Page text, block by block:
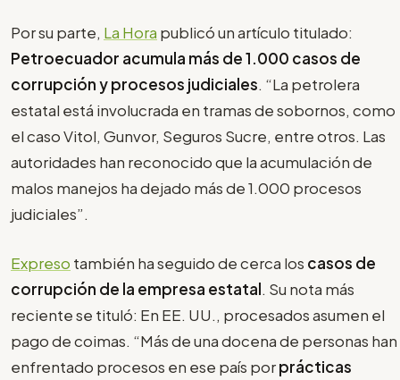
Por su parte, La Hora publicó un artículo titulado:
Petroecuador acumula más de 1.000 casos de
corrupción y procesos judiciales. “La petrolera
estatal está involucrada en tramas de sobornos, como
el caso Vitol, Gunvor, Seguros Sucre, entre otros. Las
autoridades han reconocido que la acumulación de
malos manejos ha dejado más de 1.000 procesos
judiciales”.
Expreso también ha seguido de cerca los casos de
corrupción de la empresa estatal. Su nota más
reciente se tituló: En EE. UU., procesados asumen el
pago de coimas. “Más de una docena de personas han
enfrentado procesos en ese país porprácticas